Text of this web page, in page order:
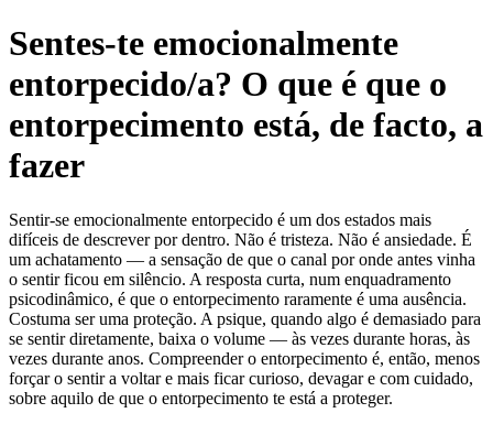
Sentes-te emocionalmente
entorpecido/a? O que é que o
entorpecimento está, de facto, a
fazer
Sentir-se emocionalmente entorpecido é um dos estados mais
difíceis de descrever por dentro. Não é tristeza. Não é ansiedade. É
um achatamento — a sensação de que o canal por onde antes vinha
o sentir ficou em silêncio. A resposta curta, num enquadramento
psicodinâmico, é que o entorpecimento raramente é uma ausência.
Costuma ser uma proteção. A psique, quando algo é demasiado para
se sentir diretamente, baixa o volume — às vezes durante horas, às
vezes durante anos. Compreender o entorpecimento é, então, menos
forçar o sentir a voltar e mais ficar curioso, devagar e com cuidado,
sobre aquilo de que o entorpecimento te está a proteger.